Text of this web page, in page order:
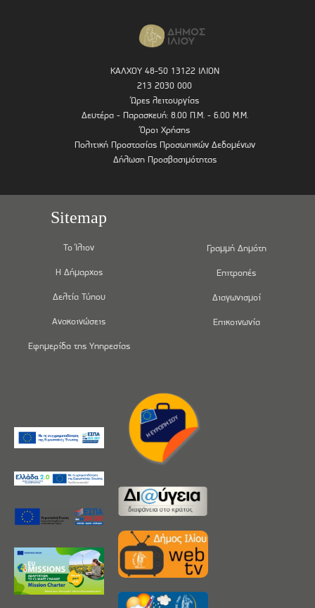
ΚΑΛΧΟΥ 48-50 13122 ΙΛΙΟΝ
213 2030 000
Ώρες λειτουργίας
Δευτέρα - Παρασκευή: 8.00 Π.Μ. - 6.00 Μ.Μ.
Όροι Χρήσης
Πολιτική Προστασίας Προσωπικών Δεδομένων
Δήλωση Προσβασιμότητας
Sitemap
Το Ίλιον
Η Δήμαρχος
Δελτία Τύπου
Ανακοινώσεις
Εφημερίδα της Υπηρεσίας
Γραμμή Δημότη
Επιτροπές
Διαγωνισμοί
Επικοινωνία